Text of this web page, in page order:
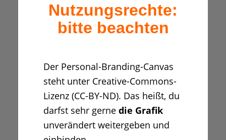
Nutzungsrechte:
bitte beachten
Der Personal-Branding-Canvas
steht unter Creative-Commons-
Lizenz (CC-BY-ND). Das heißt, du
darfst sehr gerne die Grafik
unverändert weitergeben und